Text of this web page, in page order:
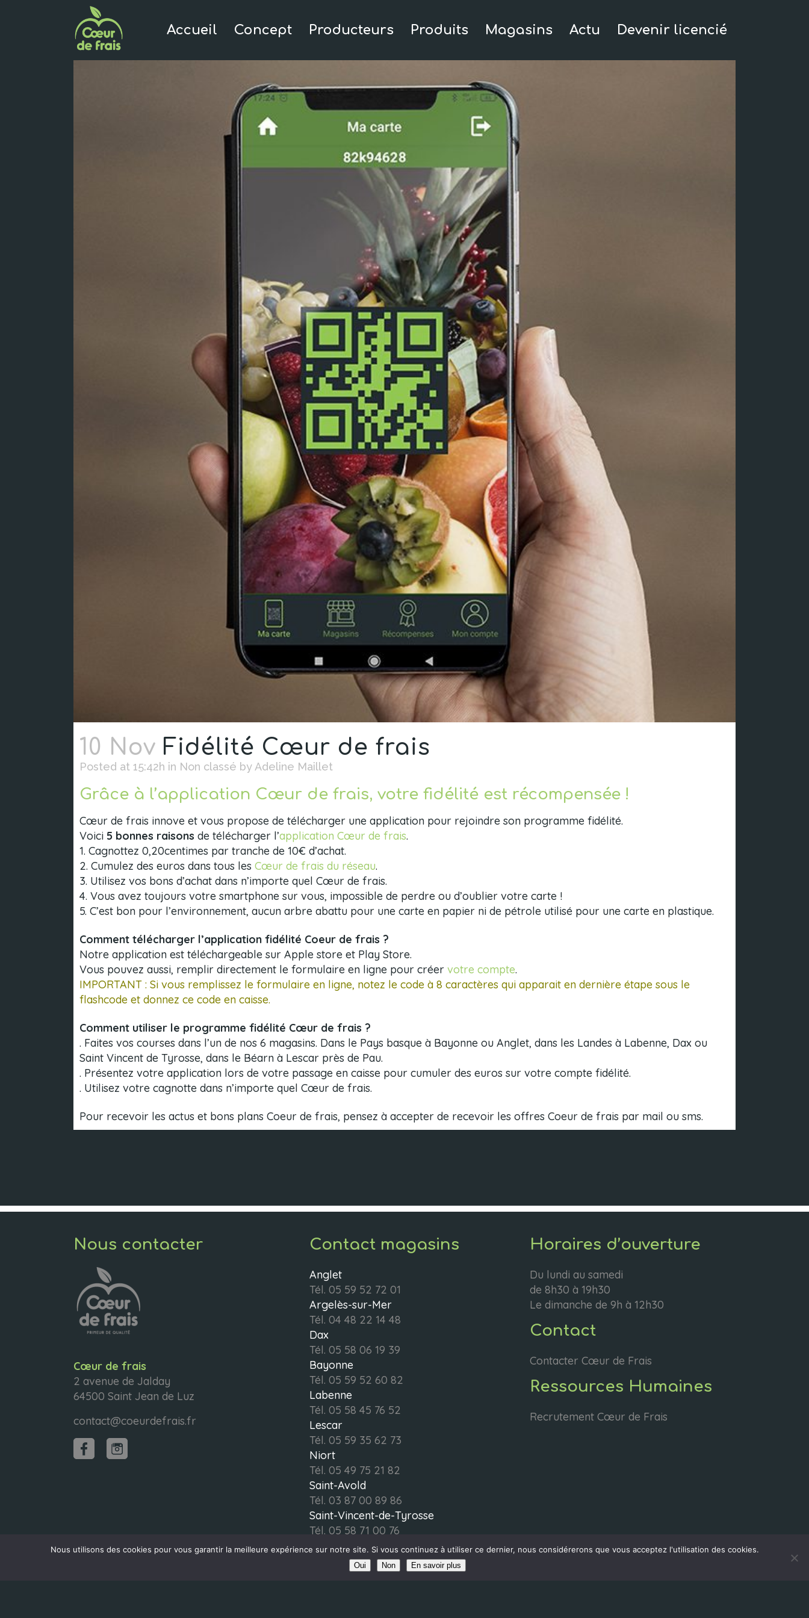
Accueil Concept Producteurs Produits Magasins Actu Devenir licencié
10 Nov Fidélité Cœur de frais
Posted at 15:42h in Non classé by Adeline Maillet
Grâce à l’application Cœur de frais, votre fidélité est récompensée !
Cœur de frais innove et vous propose de télécharger une application pour rejoindre son programme fidélité.
Voici 5 bonnes raisons de télécharger l’application Cœur de frais.
1. Cagnottez 0,20centimes par tranche de 10€ d’achat.
2. Cumulez des euros dans tous les Cœur de frais du réseau.
3. Utilisez vos bons d’achat dans n’importe quel Cœur de frais.
4. Vous avez toujours votre smartphone sur vous, impossible de perdre ou d’oublier votre carte !
5. C’est bon pour l’environnement, aucun arbre abattu pour une carte en papier ni de pétrole utilisé pour une carte en plastique.
Comment télécharger l’application fidélité Coeur de frais ?
Notre application est téléchargeable sur Apple store et Play Store.
Vous pouvez aussi, remplir directement le formulaire en ligne pour créer votre compte.
IMPORTANT : Si vous remplissez le formulaire en ligne, notez le code à 8 caractères qui apparait en dernière étape sous le
flashcode et donnez ce code en caisse.
Comment utiliser le programme fidélité Cœur de frais ?
. Faites vos courses dans l’un de nos 6 magasins. Dans le Pays basque à Bayonne ou Anglet, dans les Landes à Labenne, Dax ou
Saint Vincent de Tyrosse, dans le Béarn à Lescar près de Pau.
. Présentez votre application lors de votre passage en caisse pour cumuler des euros sur votre compte fidélité.
. Utilisez votre cagnotte dans n’importe quel Cœur de frais.
Pour recevoir les actus et bons plans Coeur de frais, pensez à accepter de recevoir les offres Coeur de frais par mail ou sms.
Nous contacter
Cœur de frais
2 avenue de Jalday
64500 Saint Jean de Luz
contact@coeurdefrais.fr
Contact magasins
Anglet
Tél. 05 59 52 72 01
Argelès-sur-Mer
Tél. 04 48 22 14 48
Dax
Tél. 05 58 06 19 39
Bayonne
Tél. 05 59 52 60 82
Labenne
Tél. 05 58 45 76 52
Lescar
Tél. 05 59 35 62 73
Niort
Tél. 05 49 75 21 82
Saint-Avold
Tél. 03 87 00 89 86
Saint-Vincent-de-Tyrosse
Tél. 05 58 71 00 76
Saint-Jean-de-Luz
05 54 06 01 70
Horaires d’ouverture
Du lundi au samedi
de 8h30 à 19h30
Le dimanche de 9h à 12h30
Contact
Contacter Cœur de Frais
Ressources Humaines
Recrutement Cœur de Frais
Nous utilisons des cookies pour vous garantir la meilleure expérience sur notre site. Si vous continuez à utiliser ce dernier, nous considérerons que vous acceptez l'utilisation des cookies.
Oui Non En savoir plus